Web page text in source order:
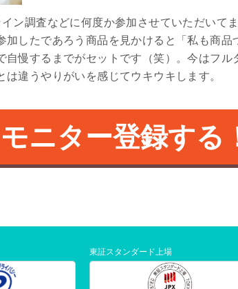
ン調査などに何度か参加させていただいて
したであろう商品を見かけると「私も商品
慢するまでがセットです（笑）。今はフル
違うやりがいを感じてウキウキします。
ニター登録する
東証スタンダード上場